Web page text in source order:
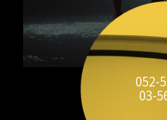
052-
03-